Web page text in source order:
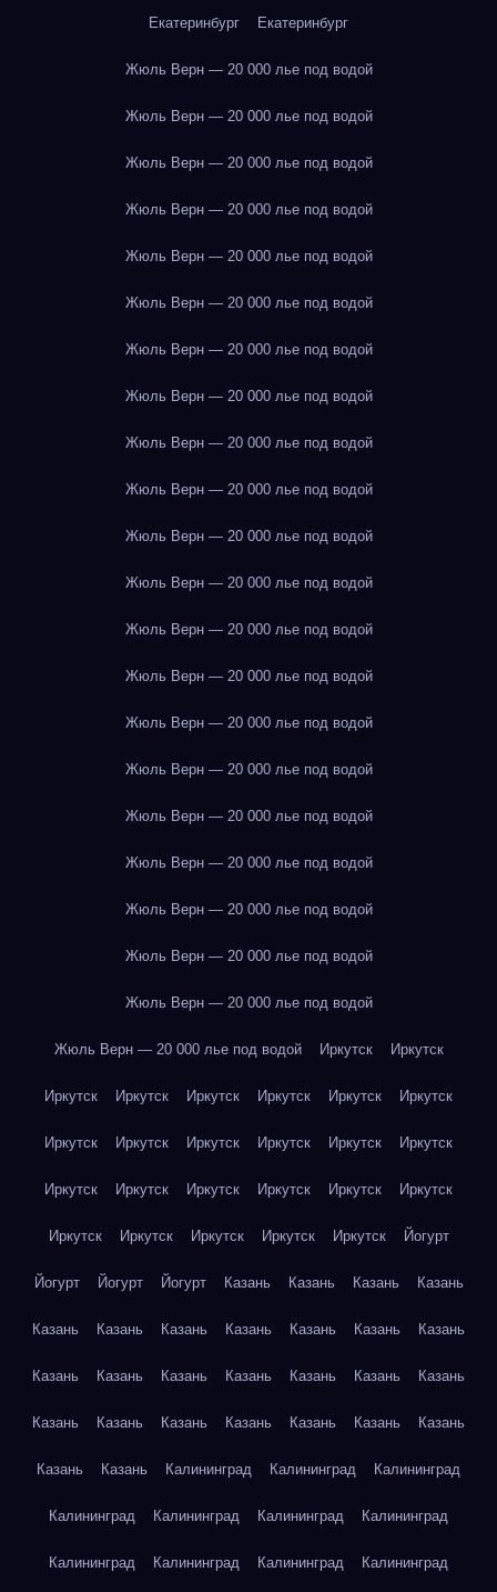
Екатеринбург Екатеринбург
Жюль Верн — 20 000 лье под водой
Жюль Верн — 20 000 лье под водой
Жюль Верн — 20 000 лье под водой
Жюль Верн — 20 000 лье под водой
Жюль Верн — 20 000 лье под водой
Жюль Верн — 20 000 лье под водой
Жюль Верн — 20 000 лье под водой
Жюль Верн — 20 000 лье под водой
Жюль Верн — 20 000 лье под водой
Жюль Верн — 20 000 лье под водой
Жюль Верн — 20 000 лье под водой
Жюль Верн — 20 000 лье под водой
Жюль Верн — 20 000 лье под водой
Жюль Верн — 20 000 лье под водой
Жюль Верн — 20 000 лье под водой
Жюль Верн — 20 000 лье под водой
Жюль Верн — 20 000 лье под водой
Жюль Верн — 20 000 лье под водой
Жюль Верн — 20 000 лье под водой
Жюль Верн — 20 000 лье под водой
Жюль Верн — 20 000 лье под водой
Жюль Верн — 20 000 лье под водой Иркутск Иркутск
Иркутск Иркутск Иркутск Иркутск Иркутск Иркутск
Иркутск Иркутск Иркутск Иркутск Иркутск Иркутск
Иркутск Иркутск Иркутск Иркутск Иркутск Иркутск
Иркутск Иркутск Иркутск Иркутск Иркутск Йогурт
Йогурт Йогурт Йогурт Казань Казань Казань Казань
Казань Казань Казань Казань Казань Казань Казань
Казань Казань Казань Казань Казань Казань Казань
Казань Казань Казань Казань Казань Казань Казань
Казань Казань Калининград Калининград Калининград
Калининград Калининград Калининград Калининград
Калининград Калининград Калининград Калининград